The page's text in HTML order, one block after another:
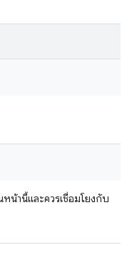
น้านี้และควรเชื่อมโยงกับ